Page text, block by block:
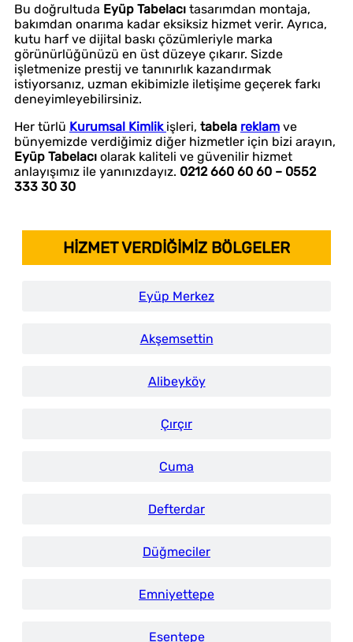
Bu doğrultuda Eyüp Tabelacı tasarımdan montaja,
bakımdan onarıma kadar eksiksiz hizmet verir. Ayrıca,
kutu harf ve dijital baskı çözümleriyle marka
görünürlüğünüzü en üst düzeye çıkarır. Sizde
işletmenize prestij ve tanınırlık kazandırmak
istiyorsanız, uzman ekibimizle iletişime geçerek farkı
deneyimleyebilirsiniz.
Her türlü Kurumsal Kimlik işleri, tabela reklam ve
bünyemizde verdiğimiz diğer hizmetler için bizi arayın,
Eyüp Tabelacı olarak kaliteli ve güvenilir hizmet
anlayışımız ile yanınızdayız. 0212 660 60 60 – 0552
333 30 30
HİZMET VERDİĞİMİZ BÖLGELER
Eyüp Merkez
Akşemsettin
Alibeyköy
Çırçır
Cuma
Defterdar
Düğmeciler
Emniyettepe
Esentepe